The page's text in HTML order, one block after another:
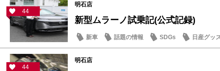
44
明石店
新型ムラーノ試乗記(公式記録)
新車 話題の情報 SDGs 日産グッ
44
明石店